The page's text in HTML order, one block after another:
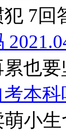
犯 7回
也要
本
小生